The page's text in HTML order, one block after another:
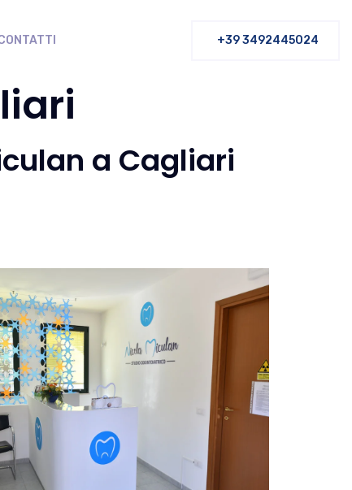
+39 3492445024
a Cagliari